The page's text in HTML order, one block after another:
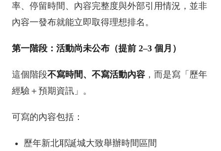
率、停留時間、內容完整度與外部引用情況，並非
內容一發布就能立即取得理想排名。
第一階段：活動尚未公布（提前 2–3 個月）
這個階段不寫時間、不寫活動內容 ，而是寫「歷年
經驗＋預期資訊」。
可寫的內容包括：
歷年新北耶誕城大致舉辦時間區間